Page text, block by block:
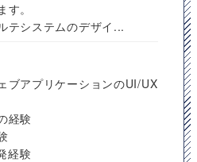
。
テシステムのデザイ...
ブアプリケーションのUI/UX
経験
経験